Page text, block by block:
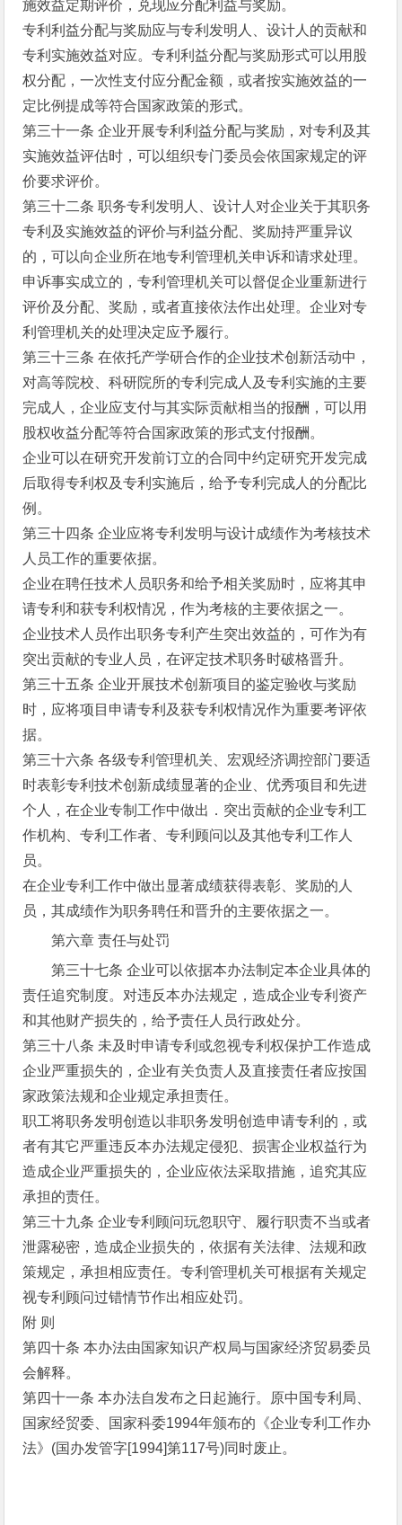
施效益定期评价，兑现应分配利益与奖励。
专利利益分配与奖励应与专利发明人、设计人的贡献和
专利实施效益对应。专利利益分配与奖励形式可以用股
权分配，一次性支付应分配金额，或者按实施效益的一
定比例提成等符合国家政策的形式。
第三十一条 企业开展专利利益分配与奖励，对专利及其
实施效益评估时，可以组织专门委员会依国家规定的评
价要求评价。
第三十二条 职务专利发明人、设计人对企业关于其职务
专利及实施效益的评价与利益分配、奖励持严重异议
的，可以向企业所在地专利管理机关申诉和请求处理。
申诉事实成立的，专利管理机关可以督促企业重新进行
评价及分配、奖励，或者直接依法作出处理。企业对专
利管理机关的处理决定应予履行。
第三十三条 在依托产学研合作的企业技术创新活动中，
对高等院校、科研院所的专利完成人及专利实施的主要
完成人，企业应支付与其实际贡献相当的报酬，可以用
股权收益分配等符合国家政策的形式支付报酬。
企业可以在研究开发前订立的合同中约定研究开发完成
后取得专利权及专利实施后，给予专利完成人的分配比
例。
第三十四条 企业应将专利发明与设计成绩作为考核技术
人员工作的重要依据。
企业在聘任技术人员职务和给予相关奖励时，应将其申
请专利和获专利权情况，作为考核的主要依据之一。
企业技术人员作出职务专利产生突出效益的，可作为有
突出贡献的专业人员，在评定技术职务时破格晋升。
第三十五条 企业开展技术创新项目的鉴定验收与奖励
时，应将项目申请专利及获专利权情况作为重要考评依
据。
第三十六条 各级专利管理机关、宏观经济调控部门要适
时表彰专利技术创新成绩显著的企业、优秀项目和先进
个人，在企业专制工作中做出．突出贡献的企业专利工
作机构、专利工作者、专利顾问以及其他专利工作人
员。
在企业专利工作中做出显著成绩获得表彰、奖励的人
员，其成绩作为职务聘任和晋升的主要依据之一。
第六章 责任与处罚
第三十七条 企业可以依据本办法制定本企业具体的
责任追究制度。对违反本办法规定，造成企业专利资产
和其他财产损失的，给予责任人员行政处分。
第三十八条 未及时申请专利或忽视专利权保护工作造成
企业严重损失的，企业有关负责人及直接责任者应按国
家政策法规和企业规定承担责任。
职工将职务发明创造以非职务发明创造申请专利的，或
者有其它严重违反本办法规定侵犯、损害企业权益行为
造成企业严重损失的，企业应依法采取措施，追究其应
承担的责任。
第三十九条 企业专利顾问玩忽职守、履行职责不当或者
泄露秘密，造成企业损失的，依据有关法律、法规和政
策规定，承担相应责任。专利管理机关可根据有关规定
视专利顾问过错情节作出相应处罚。
附 则
第四十条 本办法由国家知识产权局与国家经济贸易委员
会解释。
第四十一条 本办法自发布之日起施行。原中国专利局、
国家经贸委、国家科委1994年颁布的《企业专利工作办
法》(国办发管字[1994]第117号)同时废止。